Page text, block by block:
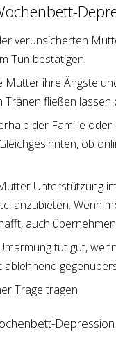
verunsicherten
Tun bestätigen.
Mutter ihre Ängste
Tränen fließen lassen
der Familie
ob
Unterstützung
anzubieten. Wenn
auch
tut gut,
Trage tragen
Depression